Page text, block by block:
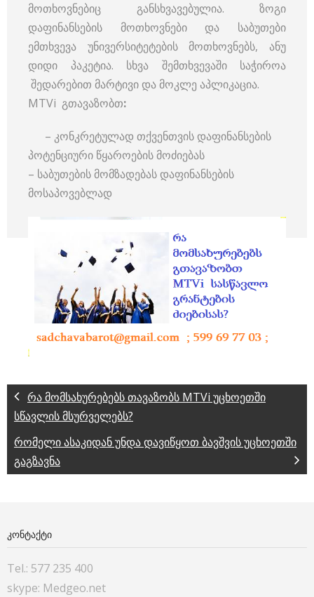
მოთხოვნებიც განსხვავებულია. ზოგი
დაფინანსების მოთხოვნები და საბუთები
ემთხვევა უნივერსიტეტების მოთხოვნებს, ანუ
დიდი პაკეტია. სხვა შემთხვევაში საჭიროა
შედარებით მარტივი და მოკლე აპლიკაცია.
MTVi გთავაზობთ:
– კონკრეტულად თქვენთვის დაფინანსების
პოტენციური წყაროების მოძიებას
– საბუთების მომზადებას დაფინანსების
მოსაპოვებლად
რა მომსახურებებს თავაზობს MTVi უცხოეთში
სწავლის მსურველებს?
რომელი ასაკიდან უნდა დავიწყოთ ბავშვის უცხოეთში
გაგზავნა
ᲙᲝᲜᲢᲐᲥᲢᲘ
Tel.: 577 235 400
skype: Medgeo.net